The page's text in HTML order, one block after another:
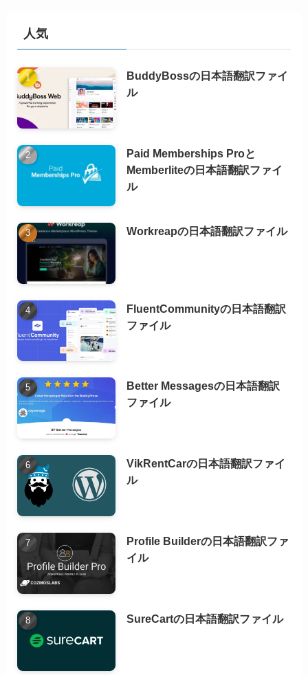
人気
BuddyBossの日本語翻訳ファイ
ル
Paid Memberships Proと
Memberliteの日本語翻訳ファイ
ル
Workreapの日本語翻訳ファイル
FluentCommunityの日本語翻訳
ファイル
Better Messagesの日本語翻訳
ファイル
VikRentCarの日本語翻訳ファイ
ル
Profile Builderの日本語翻訳ファ
イル
SureCartの日本語翻訳ファイル